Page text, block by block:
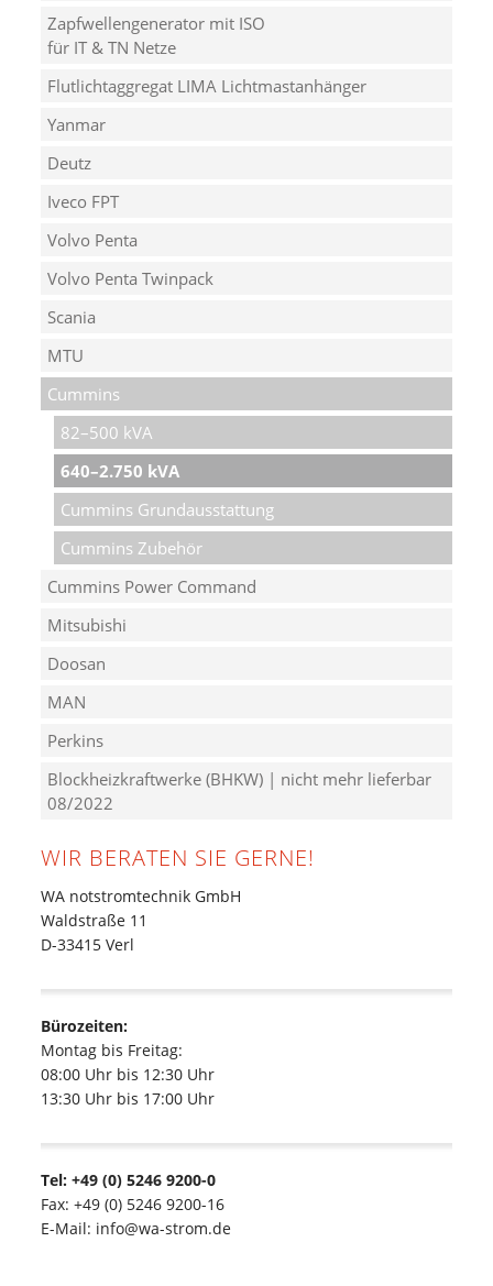
Zapfwellengenerator mit ISO
für IT & TN Netze
Flutlichtaggregat LIMA Lichtmastanhänger
Yanmar
Deutz
Iveco FPT
Volvo Penta
Volvo Penta Twinpack
Scania
MTU
Cummins
82–500 kVA
640–2.750 kVA
Cummins Grundausstattung
Cummins Zubehör
Cummins Power Command
Mitsubishi
Doosan
MAN
Perkins
Blockheizkraftwerke (BHKW) | nicht mehr lieferbar
08/2022
WIR BERATEN SIE GERNE!
WA notstromtechnik GmbH
Waldstraße 11
D-33415 Verl
Bürozeiten:
Montag bis Freitag:
08:00 Uhr bis 12:30 Uhr
13:30 Uhr bis 17:00 Uhr
Tel: +49 (0) 5246 9200-0
Fax: +49 (0) 5246 9200-16
E-Mail: info@wa-strom.de